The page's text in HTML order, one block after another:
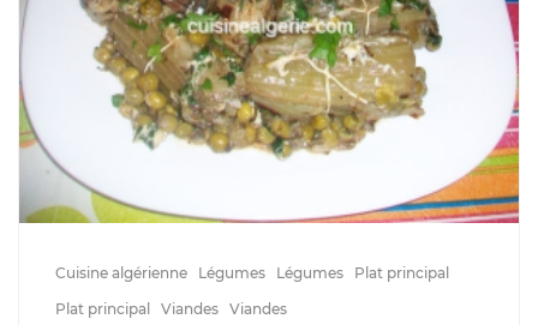
Cuisine algérienne Légumes Légumes
Plat principal
Plat principal
Viandes Viandes